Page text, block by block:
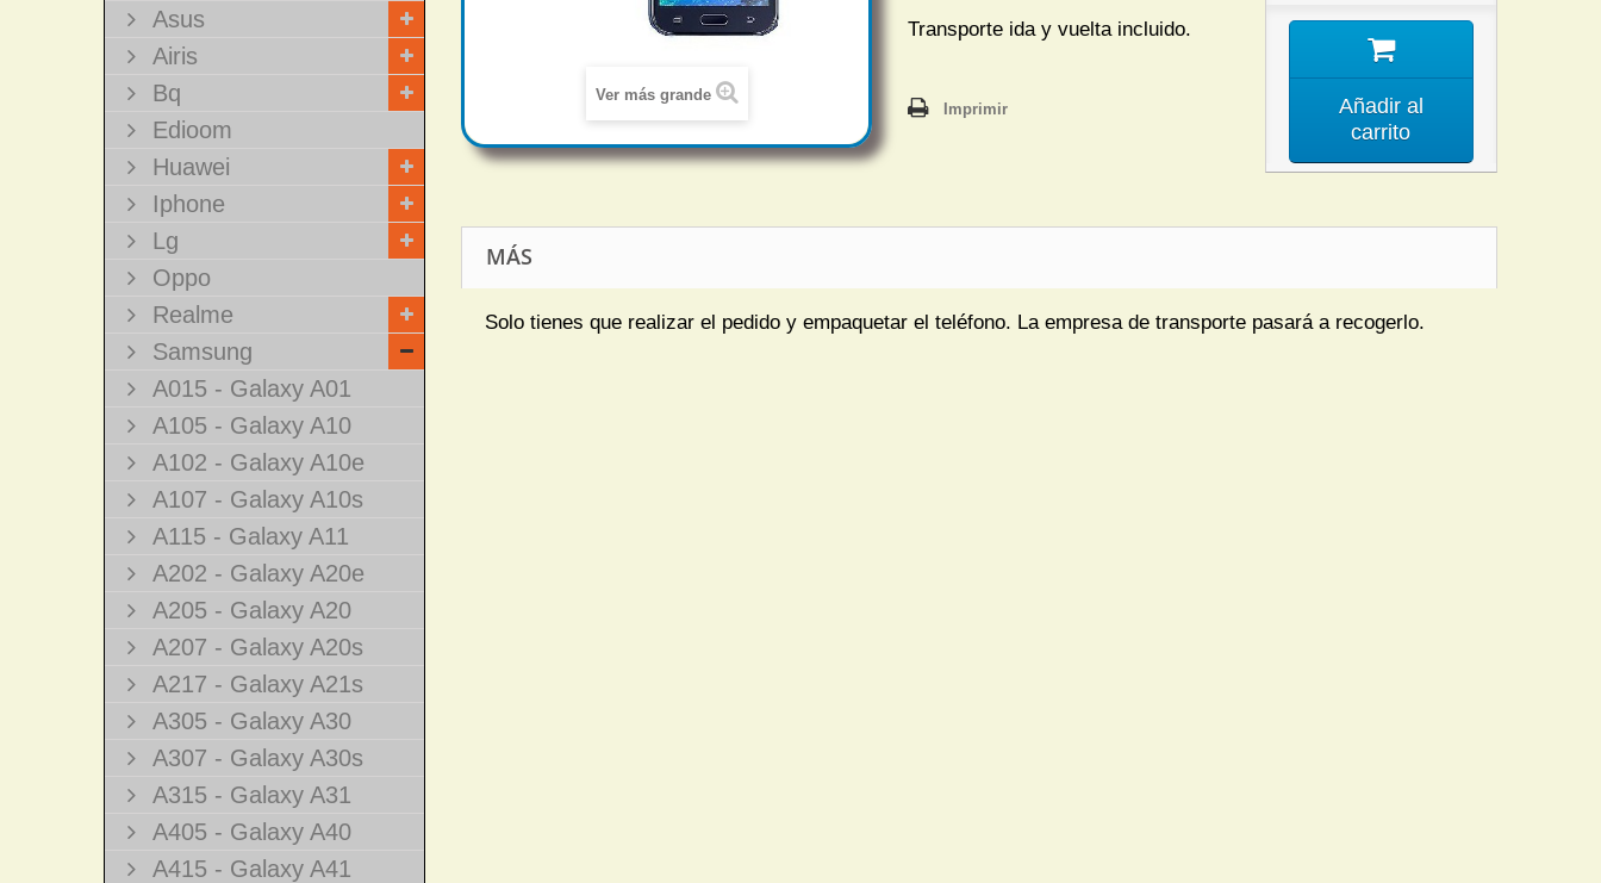
Asus
Airis
Bq
Edioom
Huawei
Iphone
Lg
Oppo
Realme
Samsung
A015 - Galaxy A01
A105 - Galaxy A10
A102 - Galaxy A10e
A107 - Galaxy A10s
A115 - Galaxy A11
A202 - Galaxy A20e
A205 - Galaxy A20
A207 - Galaxy A20s
A217 - Galaxy A21s
A305 - Galaxy A30
A307 - Galaxy A30s
A315 - Galaxy A31
A405 - Galaxy A40
A415 - Galaxy A41
Ver más grande
Transporte ida y vuelta incluido.
Imprimir
Añadir al
carrito
MÁS
Solo tienes que realizar el pedido y empaquetar el teléfono. La empresa de transporte pasará a recogerlo.